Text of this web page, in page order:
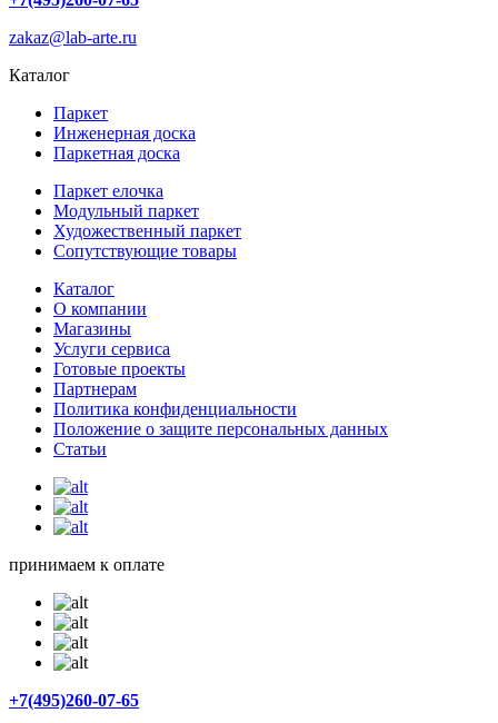
zakaz@lab-arte.ru
Каталог
Паркет
Инженерная доска
Паркетная доска
Паркет елочка
Модульный паркет
Художественный паркет
Сопутствующие товары
Каталог
О компании
Магазины
Услуги сервиса
Готовые проекты
Партнерам
Политика конфиденциальности
Положение о защите персональных данных
Статьи
принимаем к оплате
+7(495)260-07-65